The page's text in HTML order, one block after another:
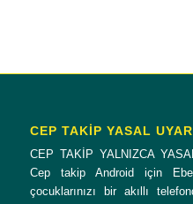
CEP TAKİP YASAL
CEP TAKİP YALNIZCA
Cep takip Android için
çocuklarınızı bir akıllı